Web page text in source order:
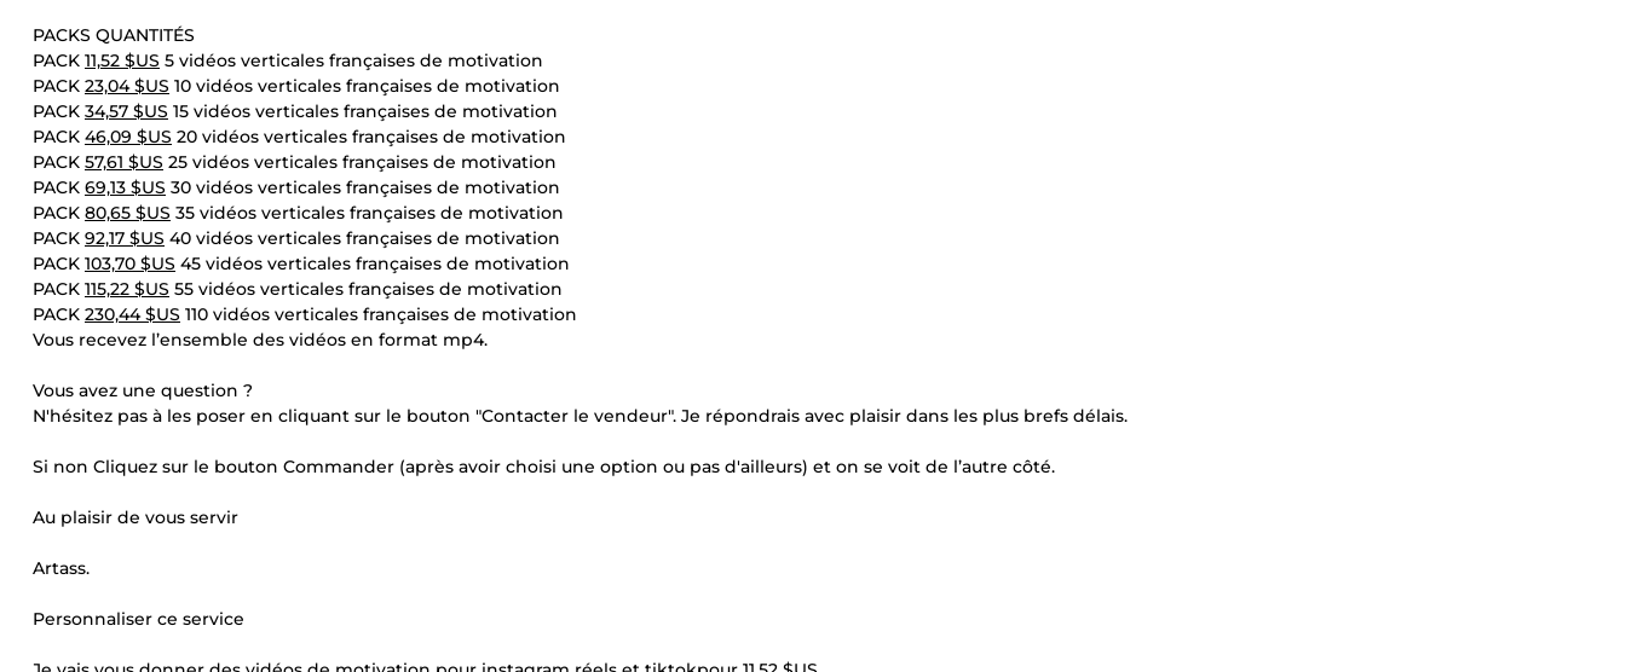
PACKS QUANTITÉS
PACK 11,52 $US 5 vidéos verticales françaises de motivation
PACK 23,04 $US 10 vidéos verticales françaises de motivation
PACK 34,57 $US 15 vidéos verticales françaises de motivation
PACK 46,09 $US 20 vidéos verticales françaises de motivation
PACK 57,61 $US 25 vidéos verticales françaises de motivation
PACK 69,13 $US 30 vidéos verticales françaises de motivation
PACK 80,65 $US 35 vidéos verticales françaises de motivation
PACK 92,17 $US 40 vidéos verticales françaises de motivation
PACK 103,70 $US 45 vidéos verticales françaises de motivation
PACK 115,22 $US 55 vidéos verticales françaises de motivation
PACK 230,44 $US 110 vidéos verticales françaises de motivation
Vous recevez l’ensemble des vidéos en format mp4.
Vous avez une question ?
N'hésitez pas à les poser en cliquant sur le bouton "Contacter le vendeur". Je répondrais avec plaisir dans les plus brefs délais.
Si non Cliquez sur le bouton Commander (après avoir choisi une option ou pas d'ailleurs) et on se voit de l’autre côté.
Au plaisir de vous servir
Artass.
Personnaliser ce service